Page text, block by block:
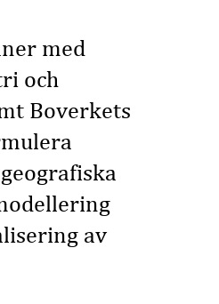
med
och
Boverkets
av